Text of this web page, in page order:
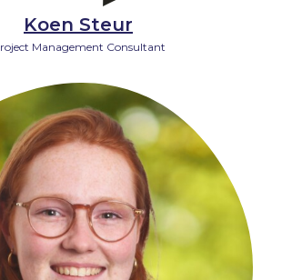
Koen Steur
Management Consultant